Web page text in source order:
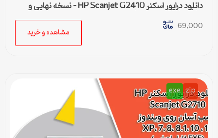
دانلود درایور اسکنر HP Scanjet G2410 – نسخه نهایی و
سازگار با تمام ویندوزها
69,000
مشاهده و خرید
zip
exe